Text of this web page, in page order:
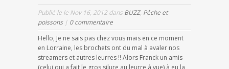
Publié le le Nov 16, 2012 dans BUZZ, Pêche et
poissons| 0 commentaire
Hello, Je ne sais pas chez vous mais en ce moment
en Lorraine, les brochets ont du mal à avaler nos
streamers et autres leurres !! Alors Franck un amis
(celui qui a fait le gros silure au leurre à vue) à eu la